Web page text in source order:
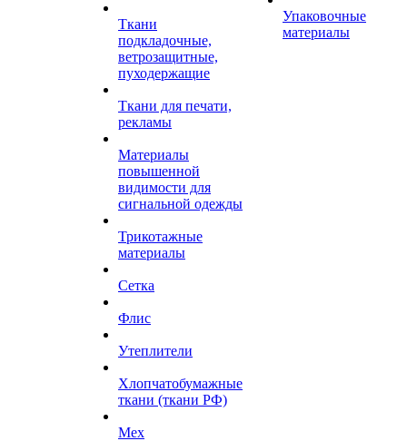
Ткани
подкладочные,
ветрозащитные,
пуходержащие
Ткани для печати,
рекламы
Материалы
повышенной
видимости для
сигнальной одежды
Трикотажные
материалы
Сетка
Флис
Утеплители
Хлопчатобумажные
ткани (ткани РФ)
Мех
Упаковочные
материалы